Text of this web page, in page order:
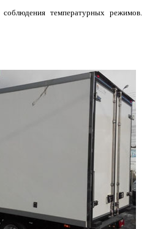
соблюдения температурных режимов.